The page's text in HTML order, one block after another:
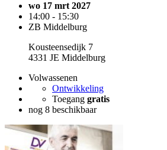
wo 17 mrt 2027
14:00 - 15:30
ZB Middelburg
Kousteensedijk 7
4331 JE Middelburg
Volwassenen
Ontwikkeling
Toegang gratis
nog 8 beschikbaar